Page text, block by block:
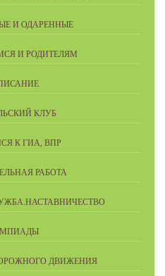
И ОДАРЕННЫЕ
И РОДИТЕЛЯМ
КЛУБ
К ГИА, ВПР
РАБОТА
ДВИЖЕНИЯ